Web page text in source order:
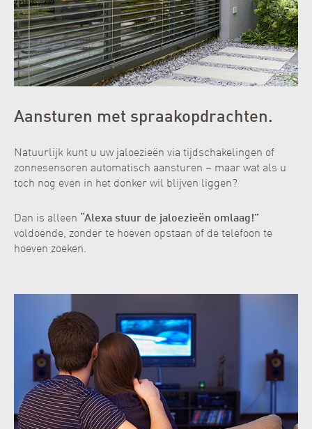
Aansturen met spraakopdrachten.
Natuurlijk kunt u uw jaloezieën via tijdschakelingen of
zonnesensoren automatisch aansturen – maar wat als u
toch nog even in het donker wil blijven liggen?
Dan is alleen
“Alexa stuur de jaloezieën omlaag!”
voldoende, zonder te hoeven opstaan of de telefoon te
hoeven zoeken.